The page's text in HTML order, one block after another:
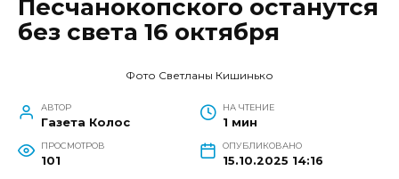
Песчанокопского останутся
без света 16 октября
Фото Светланы Кишинько
АВТОР
Газета Колос
НА ЧТЕНИЕ
1 мин
ПРОСМОТРОВ
101
ОПУБЛИКОВАНО
15.10.2025 14:16